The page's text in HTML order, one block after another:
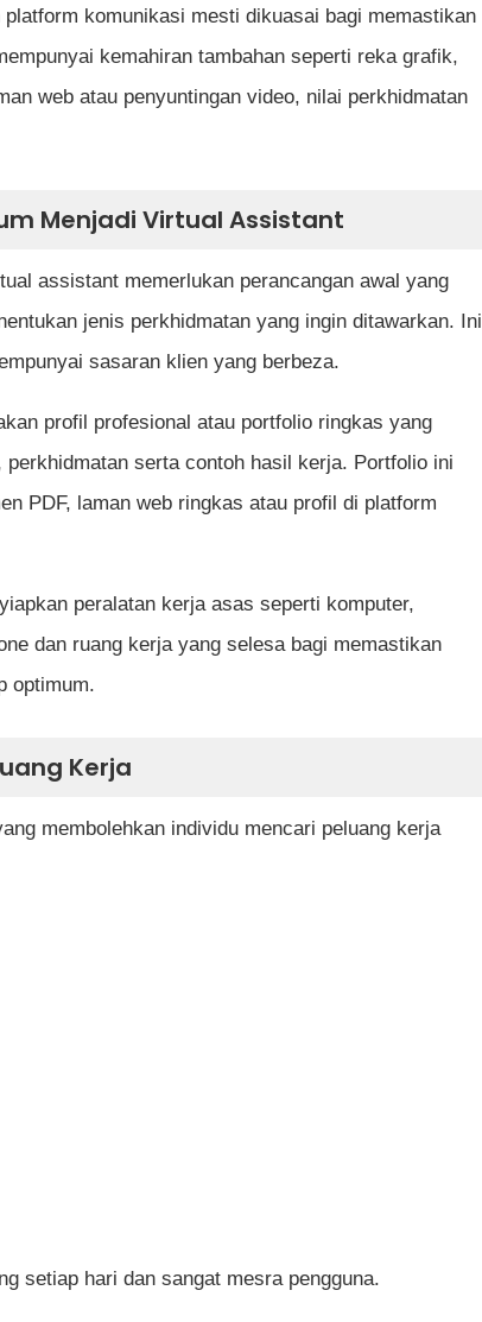
komunikasi mesti dikuasai bagi memastikan
kemahiran tambahan seperti reka grafik,
web atau penyuntingan video, nilai perkhidmatan
Menjadi Virtual Assistant
assistant memerlukan perancangan awal yang
jenis perkhidmatan yang ingin ditawarkan. Ini
sasaran klien yang berbeza.
profil profesional atau portfolio ringkas yang
perkhidmatan serta contoh hasil kerja. Portfolio ini
PDF, laman web ringkas atau profil di platform
peralatan kerja asas seperti komputer,
dan ruang kerja yang selesa bagi memastikan
optimum.
Kerja
membolehkan individu mencari peluang kerja
setiap hari dan sangat mesra pengguna.